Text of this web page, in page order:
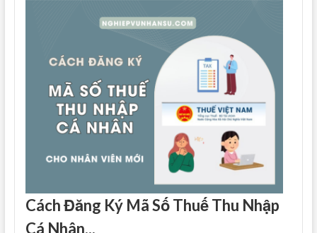
Cách Đăng Ký Mã Số Thuế Thu Nhập
Cá Nhân...